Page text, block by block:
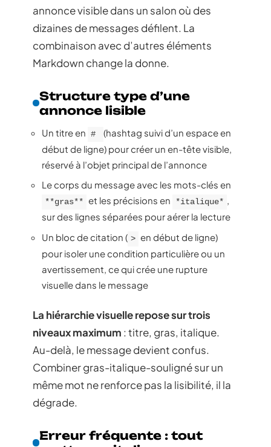
annonce visible dans un salon où des
dizaines de messages défilent. La
combinaison avec d’autres éléments
Markdown change la donne.
Structure type d’une
annonce lisible
Un titre en #
(hashtag suivi d’un espace en
début de ligne) pour créer un en-tête visible,
réservé à l’objet principal de l’annonce
Le corps du message avec les mots-clés en
**gras** et les précisions en *italique* ,
sur des lignes séparées pour aérer la lecture
Un bloc de citation ( > en début de ligne)
pour isoler une condition particulière ou un
avertissement, ce qui crée une rupture
visuelle dans le message
La hiérarchie visuelle repose sur trois
niveaux maximum : titre, gras, italique.
Au-delà, le message devient confus.
Combiner gras-italique-souligné sur un
même mot ne renforce pas la lisibilité, il la
dégrade.
Erreur fréquente : tout